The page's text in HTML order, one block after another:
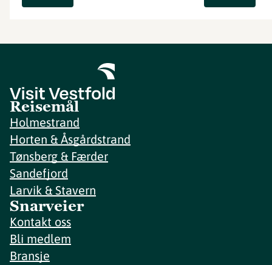
Reisemål
Holmestrand
Horten & Åsgårdstrand
Tønsberg & Færder
Sandefjord
Larvik & Stavern
Snarveier
Kontakt oss
Bli medlem
Bransje